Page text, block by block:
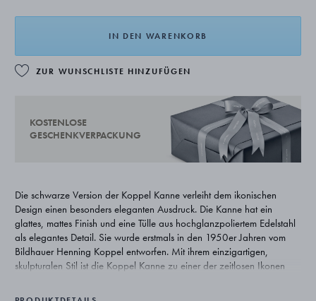
IN DEN WARENKORB
ZUR WUNSCHLISTE HINZUFÜGEN
KOSTENLOSE
GESCHENKVERPACKUNG
Die schwarze Version der Koppel Kanne verleiht dem ikonischen
Design einen besonders eleganten Ausdruck. Die Kanne hat ein
glattes, mattes Finish und eine Tülle aus hochglanzpoliertem Edelstahl
als elegantes Detail. Sie wurde erstmals in den 1950er Jahren vom
Bildhauer Henning Koppel entworfen. Mit ihrem einzigartigen,
skulpturalen Stil ist die Koppel Kanne zu einer der zeitlosen Ikonen